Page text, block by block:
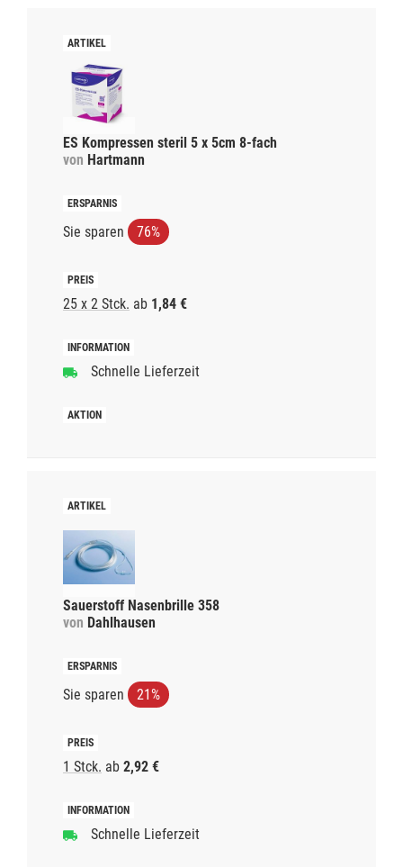
ES Kompressen steril 5 x 5cm 8-fach
von Hartmann
Sie sparen 76%
25 x 2 Stck. ab 1,84 €
Schnelle Lieferzeit
Sauerstoff Nasenbrille 358
von Dahlhausen
Sie sparen 21%
1 Stck. ab 2,92 €
Schnelle Lieferzeit